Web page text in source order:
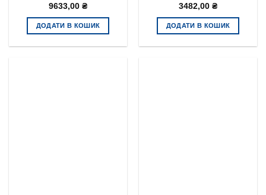
9633,00 ₴
ДОДАТИ В КОШИК
3482,00 ₴
ДОДАТИ В КОШИК